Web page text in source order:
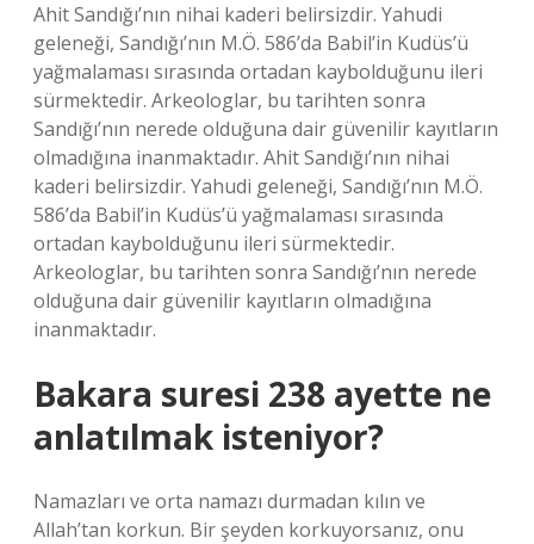
Ahit Sandığı’nın nihai kaderi belirsizdir. Yahudi
geleneği, Sandığı’nın M.Ö. 586’da Babil’in Kudüs’ü
yağmalaması sırasında ortadan kaybolduğunu ileri
sürmektedir. Arkeologlar, bu tarihten sonra
Sandığı’nın nerede olduğuna dair güvenilir kayıtların
olmadığına inanmaktadır. Ahit Sandığı’nın nihai
kaderi belirsizdir. Yahudi geleneği, Sandığı’nın M.Ö.
586’da Babil’in Kudüs’ü yağmalaması sırasında
ortadan kaybolduğunu ileri sürmektedir.
Arkeologlar, bu tarihten sonra Sandığı’nın nerede
olduğuna dair güvenilir kayıtların olmadığına
inanmaktadır.
Bakara suresi 238 ayette ne
anlatılmak isteniyor?
Namazları ve orta namazı durmadan kılın ve
Allah’tan korkun. Bir şeyden korkuyorsanız, onu